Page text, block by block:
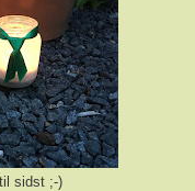
sidst ;-)